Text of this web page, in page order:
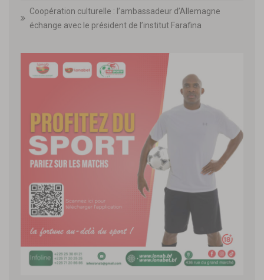
Coopération culturelle : l’ambassadeur d’Allemagne
échange avec le président de l’institut Farafina